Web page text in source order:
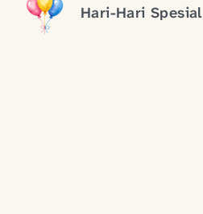
Hari-Hari Spesial